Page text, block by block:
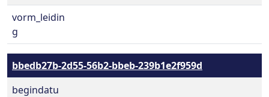
vorm_leidin
g
bbedb27b-2d55-56b2-bbeb-239b1e2f959d
begindatu